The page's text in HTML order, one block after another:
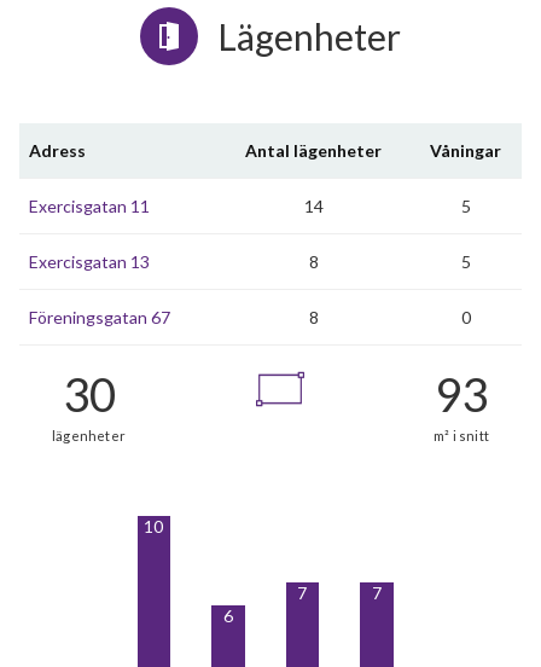
Lägenheter
Adress Antal lägenheter Våningar
Exercisgatan 11 14 5
Exercisgatan 13 8 5
Föreningsgatan 67 8 0
10
6
7 7